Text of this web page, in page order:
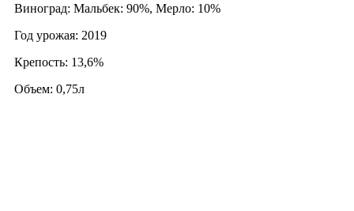
Виноград: Мальбек: 90%, Мерло: 10%
Год урожая: 2019
Крепость: 13,6%
Объем: 0,75л